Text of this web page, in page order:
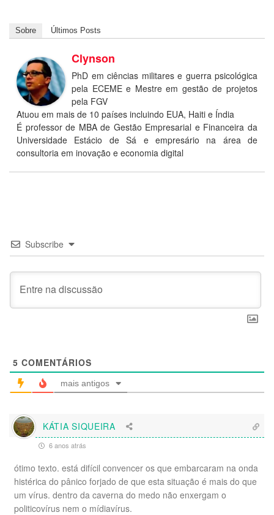
Sobre Últimos Posts
Clynson
PhD em ciências militares e guerra psicológica
pela ECEME e Mestre em gestão de projetos
pela FGV
Atuou em mais de 10 países incluindo EUA, Haiti e Índia
É professor de MBA de Gestão Empresarial e Financeira da
Universidade Estácio de Sá e empresário na área de
consultoria em inovação e economia digital
Subscribe
5 COMENTÁRIOS
mais antigos
KÁTIA SIQUEIRA
6 anos atrás
ótimo texto. está difícil convencer os que embarcaram na onda
histérica do pânico forjado de que esta situação é mais do que
um vírus. dentro da caverna do medo não enxergam o
politicovírus nem o mídiavírus.